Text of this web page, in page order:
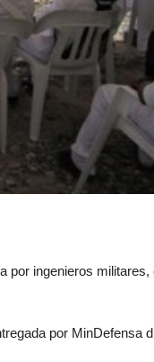
por ingenieros
por MinDefensa